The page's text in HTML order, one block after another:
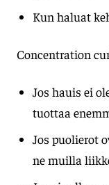
Kun haluat
Concentration
Jos hauis ei
tuottaa
Jos puolierot
ne muilla